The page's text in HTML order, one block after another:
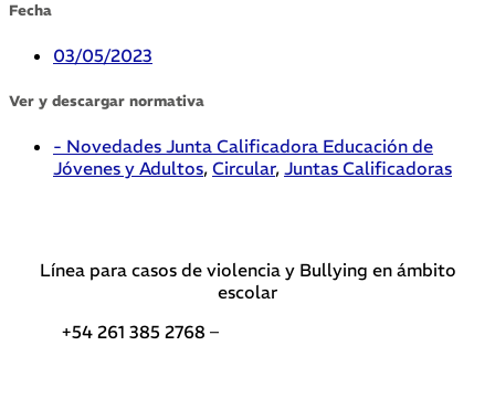
Fecha
03/05/2023
Ver y descargar normativa
- Novedades Junta Calificadora Educación de
Jóvenes y Adultos, Circular, Juntas Calificadoras
Línea para casos de violencia y Bullying en ámbito
escolar
+54 261 385 2768 –